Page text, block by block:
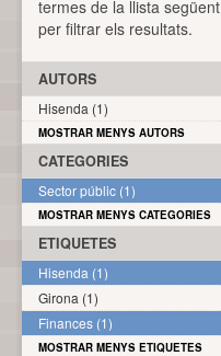
termes de la llista següent
per filtrar els resultats.
AUTORS
Hisenda (1)
MOSTRAR MENYS AUTORS
CATEGORIES
Sector públic (1)
MOSTRAR MENYS CATEGORIES
ETIQUETES
Hisenda (1)
Girona (1)
Finances (1)
MOSTRAR MENYS ETIQUETES